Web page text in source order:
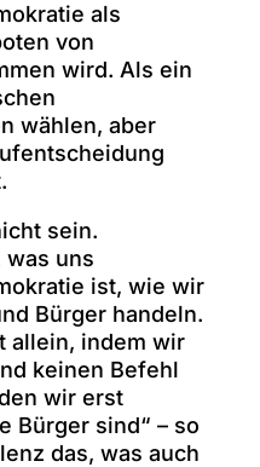
als
von
wird. Als ein
wählen, aber
sein.
was uns
ist, wie wir
Bürger handeln.
allein, indem wir
keinen Befehl
wir erst
Bürger sind“ – so
das, was auch